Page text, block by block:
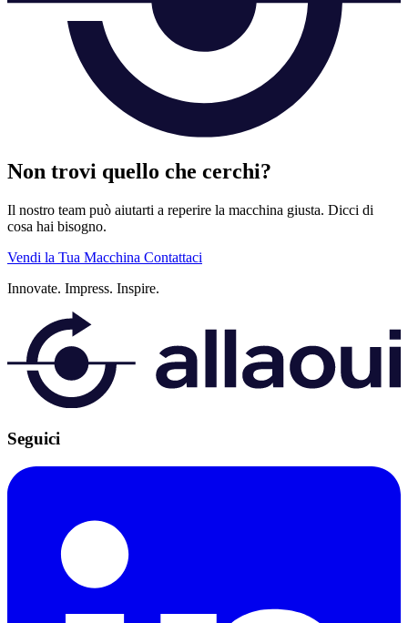
Non trovi quello che cerchi?
Il nostro team può aiutarti a reperire la macchina giusta. Dicci di
cosa hai bisogno.
Vendi la Tua Macchina Contattaci
Innovate. Impress. Inspire.
Seguici